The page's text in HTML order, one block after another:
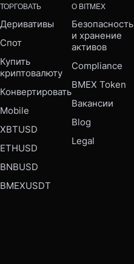
ТОРГОВАТЬ
Деривативы
Спот
Купить
криптовалюту
Конвертировать
Mobile
XBTUSD
ETHUSD
BNBUSD
BMEXUSDT
О BITMEX
Безопасность
и хранение
активов
Compliance
BMEX Token
Вакансии
Blog
Legal